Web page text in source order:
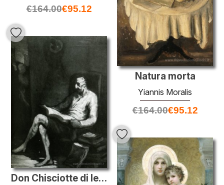
€164.00€95.12
Natura morta
Yiannis Moralis
€164.00€95.12
Don Chisciotte di lettura